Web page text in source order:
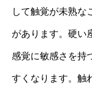
して触覚が未熟な
があります。硬い
感覚に敏感さを持
すくなります。触